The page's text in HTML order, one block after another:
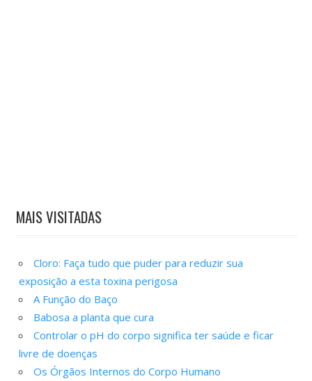
MAIS VISITADAS
Cloro: Faça tudo que puder para reduzir sua
exposição a esta toxina perigosa
A Função do Baço
Babosa a planta que cura
Controlar o pH do corpo significa ter saúde e ficar
livre de doenças
Os Órgãos Internos do Corpo Humano